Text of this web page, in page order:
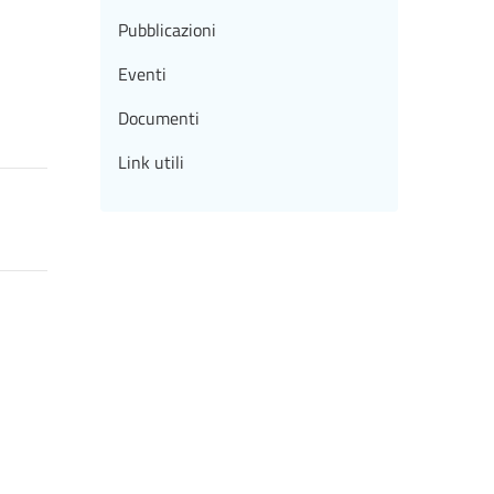
Pubblicazioni
Eventi
Documenti
Link utili